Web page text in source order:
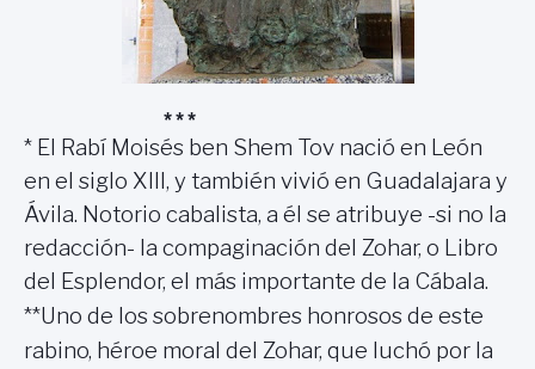
* * *
* El Rabí Moisés ben Shem Tov nació en León
en el siglo XIII, y también vivió en Guadalajara y
Ávila. Notorio cabalista, a él se atribuye -si no la
redacción- la compaginación del Zohar, o Libro
del Esplendor, el más importante de la Cábala.
**Uno de los sobrenombres honrosos de este
rabino, héroe moral del Zohar, que luchó por la